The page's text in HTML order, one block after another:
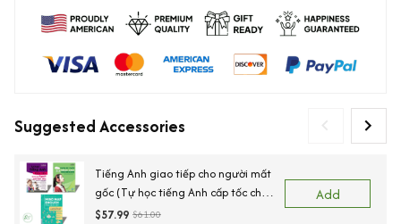
Suggested Accessories
Tiếng Anh giao tiếp cho người mất
gốc (Tự học tiếng Anh cấp tốc cho
người mới bắt đầu+Tự học nghe
$57.99 $61.00
Add